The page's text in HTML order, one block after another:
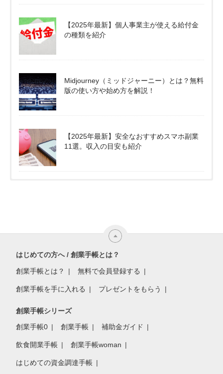
【2025年最新】個人事業主が使える給付金
の種類を紹介
Midjourney（ミッドジャーニー）とは？無料
版の使い方や始め方を解説！
【2025年最新】安全なおすすめスマホ副業
11選。収入の目安も紹介
はじめての方へ / 創業手帳とは？
創業手帳とは？ 無料で会員登録する
創業手帳を手に入れる プレゼントをもらう
創業手帳シリーズ
創業手帳0 創業手帳 補助金ガイド
飲食開業手帳 創業手帳woman
はじめての資金調達手帳